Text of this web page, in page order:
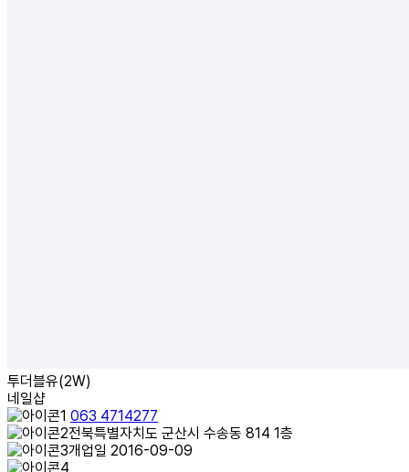
투더블유(2W)
네일샵
063 4714277
전북특별자치도 군산시 수송동 814 1층
개업일 2016-09-09